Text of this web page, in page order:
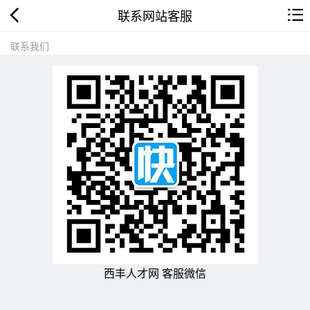
联系网站客服
联系我们
西丰人才网 客服微信